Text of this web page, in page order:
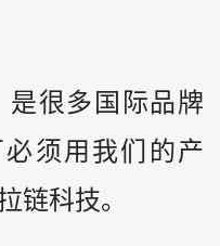
是很多国际品牌
须用我们的产
链科技。